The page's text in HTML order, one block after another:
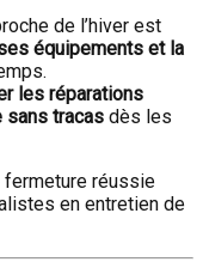
de l’hiver est
équipements et la
les réparations
sans tracas dès les
réussie
en entretien de